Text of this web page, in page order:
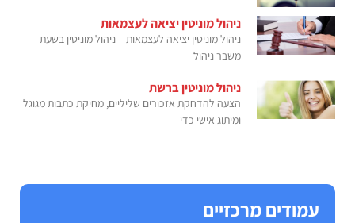
ניהול מוניטין יציאה לעצמאות
ניהול מוניטין יציאה לעצמאות – ניהול מוניטין בשעת
משבר ניהול
ניהול מוניטין ברשת
הצעה להדחקת אזכורים שליליים, מחיקת כתבות מגוגל
ומיתוג אישי כדי
עמודים מרכזיים